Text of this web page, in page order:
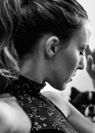
prelibata , gode di
si sono lasciati
tappe che ho visitato